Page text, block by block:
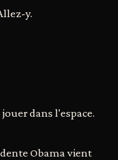
y.
dans l'espace.
Obama vient